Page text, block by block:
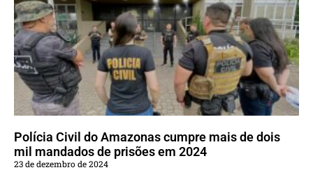
Polícia Civil do Amazonas cumpre mais de dois
mil mandados de prisões em 2024
23 de dezembro de 2024